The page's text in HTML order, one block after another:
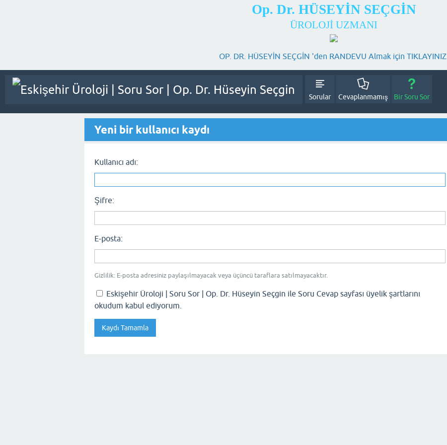
Op. Dr. HÜSEYİN SEÇGİN
ÜROLOJİ UZMANI
OP. DR. HÜSEYİN SEÇGİN 'den RANDEVU Almak için TIKLAYINIZ.
Sorular Cevaplanmamış Bir Soru Sor
Yeni bir kullanıcı kaydı
Kullanıcı adı:
Şifre:
E-posta:
Gizlilik: E-posta adresiniz paylaşılmayacak veya üçüncü taraflara satılmayacaktır.
Eskişehir Üroloji | Soru Sor | Op. Dr. Hüseyin Seçgin ile Soru Cevap sayfası üyelik şartlarını
okudum kabul ediyorum.